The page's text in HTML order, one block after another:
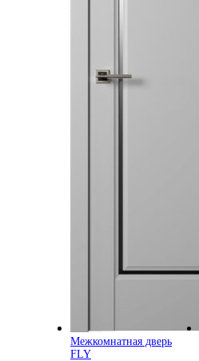
Межкомнатная дверь
FLY